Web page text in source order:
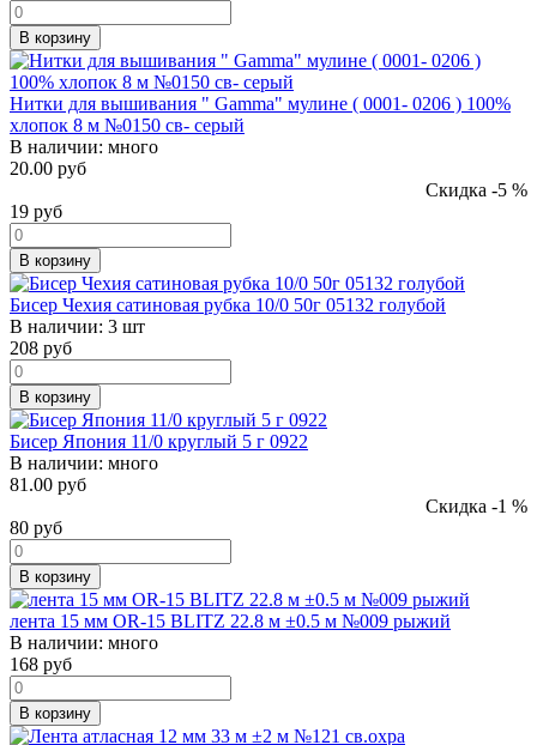
В корзину
Нитки для вышивания " Gamma" мулине ( 0001- 0206 ) 100%
хлопок 8 м №0150 св- серый
В наличии: много
20.00 руб
Скидка -5 %
19 руб
В корзину
Бисер Чехия сатиновая рубка 10/0 50г 05132 голубой
В наличии: 3 шт
208 руб
В корзину
Бисер Япония 11/0 круглый 5 г 0922
В наличии: много
81.00 руб
Скидка -1 %
80 руб
В корзину
лента 15 мм OR-15 BLITZ 22.8 м ±0.5 м №009 рыжий
В наличии: много
168 руб
В корзину